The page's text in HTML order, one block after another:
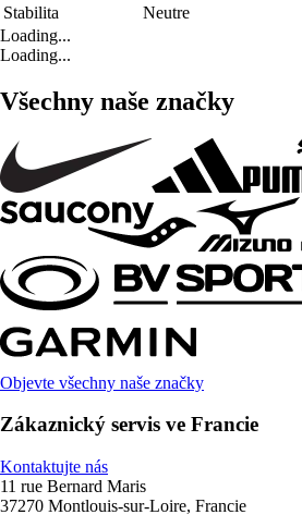
Stabilita
Neutre
Loading...
Loading...
Všechny naše značky
Objevte všechny naše značky
Zákaznický servis ve Francie
Kontaktujte nás
11 rue Bernard Maris
37270 Montlouis-sur-Loire, Francie